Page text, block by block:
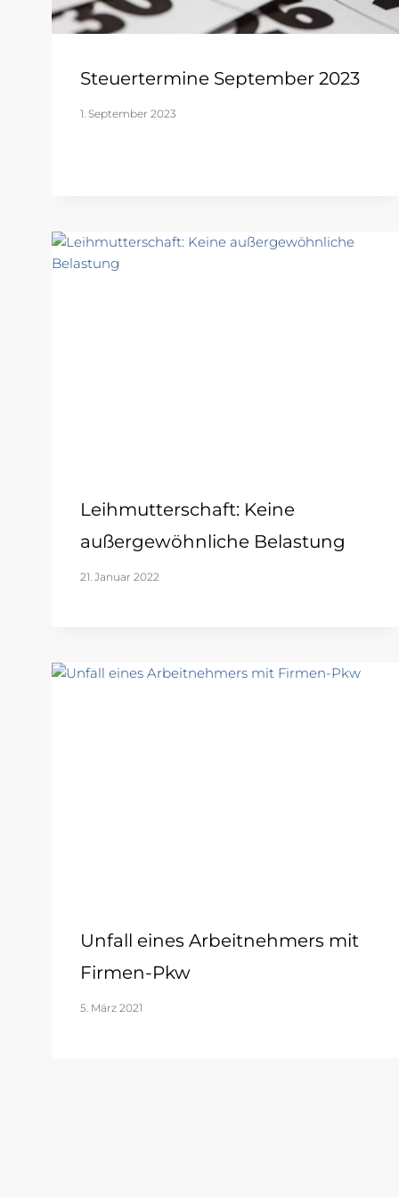
Steuertermine September 2023
1. September 2023
Leihmutterschaft: Keine
außergewöhnliche Belastung
21. Januar 2022
Unfall eines Arbeitnehmers mit
Firmen-Pkw
5. März 2021